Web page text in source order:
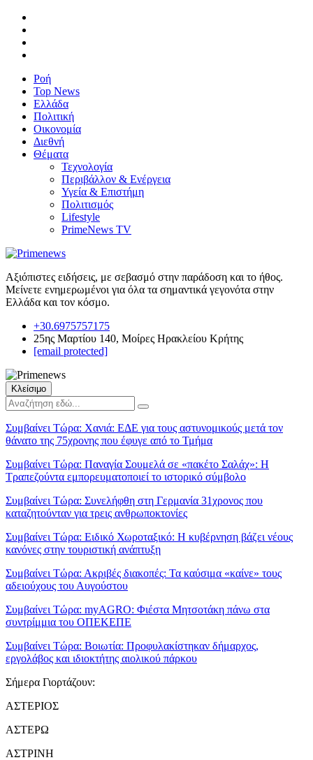
Ροή
Top News
Ελλάδα
Πολιτική
Οικονομία
Διεθνή
Θέματα
Τεχνολογία
Περιβάλλον & Ενέργεια
Υγεία & Επιστήμη
Πολιτισμός
Lifestyle
PrimeNews TV
Αξιόπιστες ειδήσεις, με σεβασμό στην παράδοση και το ήθος.
Μείνετε ενημερωμένοι για όλα τα σημαντικά γεγονότα στην
Ελλάδα και τον κόσμο.
+30.6975757175
25ης Μαρτίου 140, Μοίρες Ηρακλείου Κρήτης
[email protected]
Κλείσιμο
Συμβαίνει Τώρα: Χανιά: ΕΔΕ για τους αστυνομικούς μετά τον
θάνατο της 75χρονης που έφυγε από το Τμήμα
Συμβαίνει Τώρα: Παναγία Σουμελά σε «πακέτο Σαλάχ»: Η
Τραπεζούντα εμπορευματοποιεί το ιστορικό σύμβολο
Συμβαίνει Τώρα: Συνελήφθη στη Γερμανία 31χρονος που
καταζητούνταν για τρεις ανθρωποκτονίες
Συμβαίνει Τώρα: Ειδικό Χωροταξικό: Η κυβέρνηση βάζει νέους
κανόνες στην τουριστική ανάπτυξη
Συμβαίνει Τώρα: Ακριβές διακοπές: Τα καύσιμα «καίνε» τους
αδειούχους του Αυγούστου
Συμβαίνει Τώρα: myAGRO: Φιέστα Μητσοτάκη πάνω στα
συντρίμμια του ΟΠΕΚΕΠΕ
Συμβαίνει Τώρα: Βοιωτία: Προφυλακίστηκαν δήμαρχος,
εργολάβος και ιδιοκτήτης αιολικού πάρκου
Σήμερα Γιορτάζουν:
ΑΣΤΕΡΙΟΣ
ΑΣΤΕΡΩ
ΑΣΤΡΙΝΗ